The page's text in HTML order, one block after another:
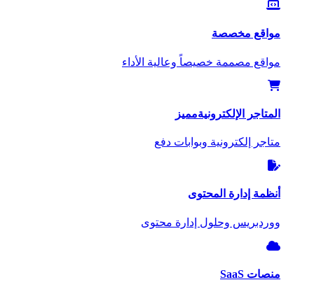
مواقع مخصصة
مواقع مصممة خصيصاً وعالية الأداء
المتاجر الإلكترونيةمميز
متاجر إلكترونية وبوابات دفع
أنظمة إدارة المحتوى
ووردبريس وحلول إدارة محتوى
منصات SaaS